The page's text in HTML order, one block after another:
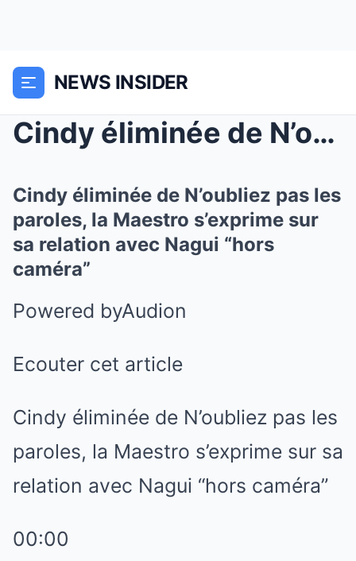
NEWS INSIDER
Cindy éliminée de N’oubliez pas les paroles,...
Cindy éliminée de N’oubliez pas les
paroles, la Maestro s’exprime sur
sa relation avec Nagui “hors
caméra”
Powered byAudion
Ecouter cet article
Cindy éliminée de N’oubliez pas les
paroles, la Maestro s’exprime sur sa
relation avec Nagui “hors caméra”
00:00